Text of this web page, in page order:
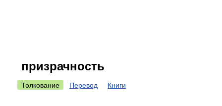
призрачность
Толкование Перевод Книги